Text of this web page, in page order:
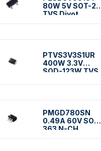
80W 5V SOT-23
TVS Diyot
PTVS3V3S1UR
400W 3.3V
SOD-123W TVS
PMGD780SN
0.49A 60V SOT-
363 N-CH